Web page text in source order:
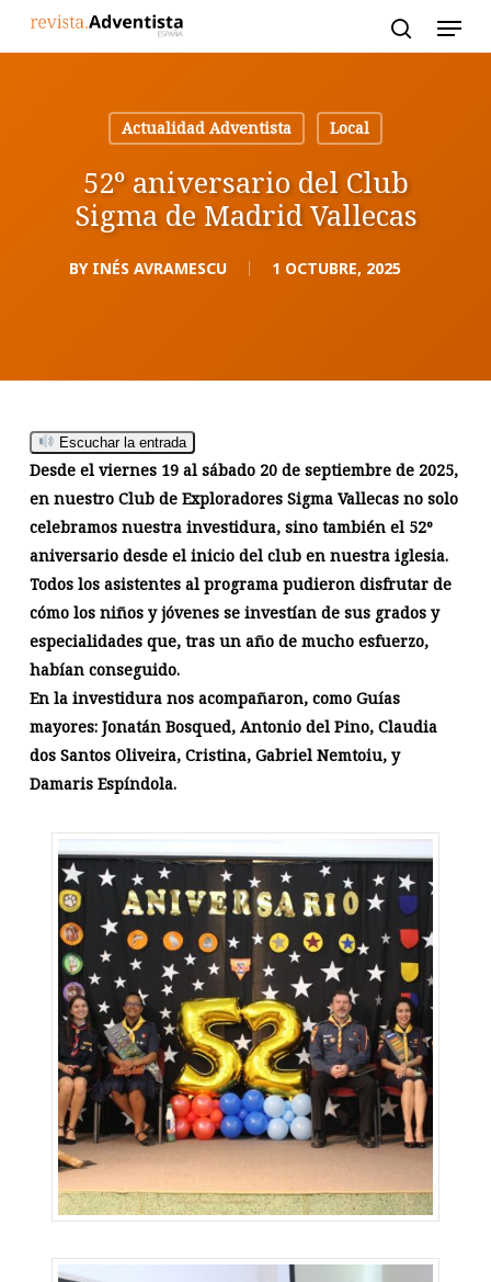
Actualidad Adventista
Local
52º aniversario del Club
Sigma de Madrid Vallecas
BY INÉS AVRAMESCU 1 OCTUBRE, 2025
Escuchar la entrada
Desde el viernes 19 al sábado 20 de septiembre de 2025,
en nuestro Club de Exploradores Sigma Vallecas no solo
celebramos nuestra investidura, sino también el 52º
aniversario desde el inicio del club en nuestra iglesia.
Todoslos asistentes al programa pudieron disfrutar de
cómo los niños y jóvenes se investían de sus grados y
especialidades que, tras un año de mucho esfuerzo,
habían conseguido.
En la investidura nos acompañaron, como Guías
mayores: Jonatán Bosqued, Antonio del Pino, Claudia
dos Santos Oliveira, Cristina, Gabriel Nemtoiu, y
Damaris Espíndola.